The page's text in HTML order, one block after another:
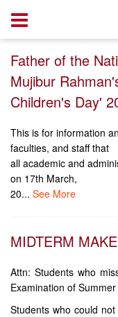
Father of the
Mujibur
Children's Day'
This is for information
faculties, and staff that
all academic and
on 17th March,
20... See More
MIDTERM
Attn: Students who
Examination of
Students who could